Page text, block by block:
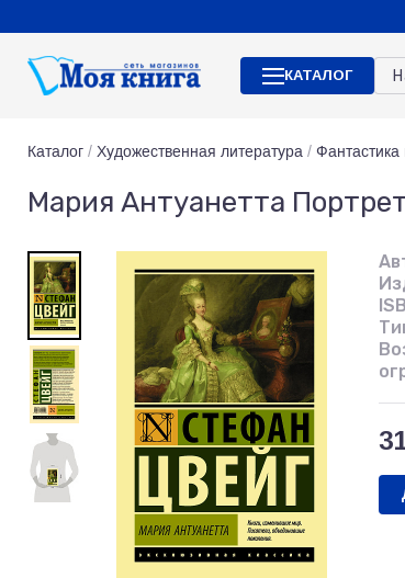
КАТАЛОГ
Каталог / Художественная литература / Фантастика
Мария Антуанетта